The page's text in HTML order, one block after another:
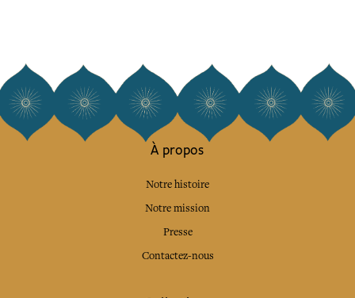
À propos
Notre histoire
Notre mission
Presse
Contactez-nous